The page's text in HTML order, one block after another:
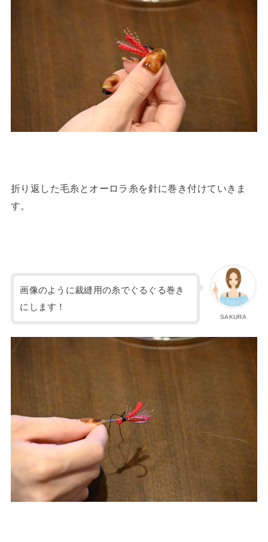
折り返した毛糸とオーロラ糸を針に巻き付けていきま
す。
SAKURA
画像のように裁縫用の糸でぐるぐる巻き
にします！